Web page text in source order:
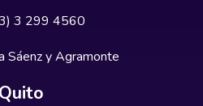
3 299 4560
Sáenz y Agramonte
Quito